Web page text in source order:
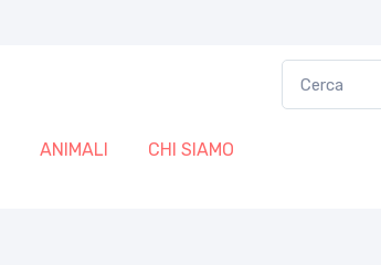
ANIMALI CHI SIAMO